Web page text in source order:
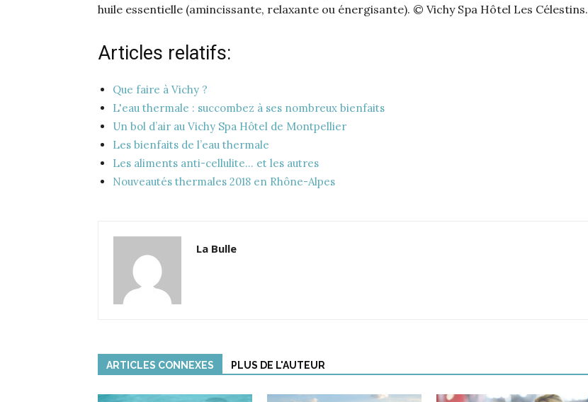
huile essentielle (amincissante, relaxante ou énergisante). © Vichy Spa Hôtel Les Célestins.
Articles relatifs:
Que faire à Vichy ?
L'eau thermale : succombez à ses nombreux bienfaits
Un bol d’air au Vichy Spa Hôtel de Montpellier
Les bienfaits de l’eau thermale
Les aliments anti-cellulite... et les autres
Nouveautés thermales 2018 en Rhône-Alpes
La Bulle
ARTICLES CONNEXES PLUS DE L'AUTEUR